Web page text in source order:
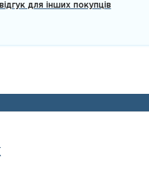
для інших покупців